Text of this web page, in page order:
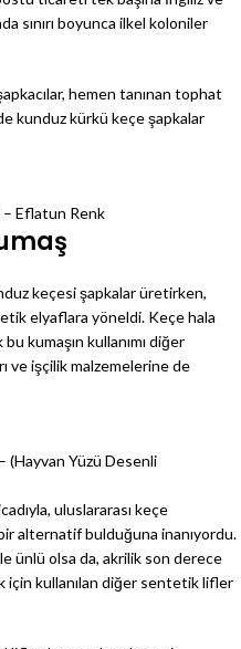
sınırı boyunca ilkel koloniler
hemen tanınan tophat
kunduz kürkü keçe şapkalar
Eflatun Renk
keçesi şapkalar üretirken,
elyaflara yöneldi. Keçe hala
kumaşın kullanımı diğer
ve işçilik malzemelerine de
(Hayvan Yüzü Desenli
uluslararası keçe
alternatif bulduğuna inanıyordu.
ünlü olsa da, akrilik son derece
için kullanılan diğer sentetik lifler